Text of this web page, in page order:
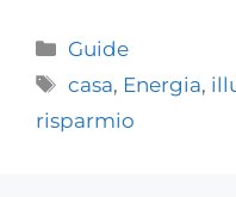
Guide
casa, Energia,
risparmio